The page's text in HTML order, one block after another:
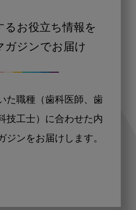
るお役立ち情報を
ガジンでお届け
た職種（歯科医師、歯
技工士）に合わせた内
ジンをお届けします。